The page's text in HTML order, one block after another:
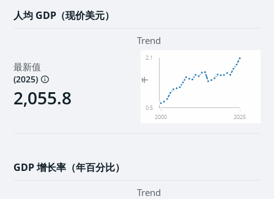
人均 GDP（现价美元）
最新值
(2025)
2,055.8
Trend
2000 2025
千
0.5
2.1
GDP 增长率（年百分比）
Trend